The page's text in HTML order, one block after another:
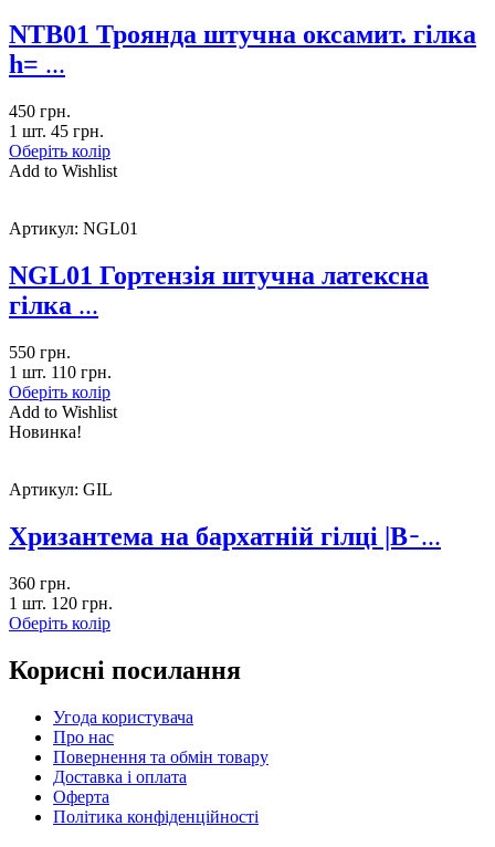
NTB01 Троянда штучна оксамит. гілка
h= ...
450 грн.
1 шт. 45 грн.
Оберіть колір
Add to Wishlist
Артикул: NGL01
NGL01 Гортензія штучна латексна
гілка ...
550 грн.
1 шт. 110 грн.
Оберіть колір
Add to Wishlist
Новинка!
Артикул: GIL
Хризантема на бархатній гілці |В ̵...
360 грн.
1 шт. 120 грн.
Оберіть колір
Корисні посилання
Угода користувача
Про нас
Повернення та обмін товару
Доставка і оплата
Оферта
Політика конфіденційності